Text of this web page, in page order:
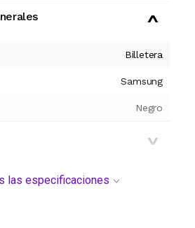
Billetera
Samsung
Negro
las especificaciones